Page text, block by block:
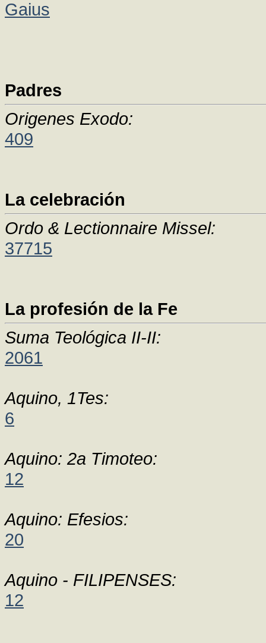
Gaius
Padres
Origenes Exodo:
409
La celebración
Ordo & Lectionnaire Missel:
37715
La profesión de la Fe
Suma Teológica II-II:
2061
Aquino, 1Tes:
6
Aquino: 2a Timoteo:
12
Aquino: Efesios:
20
Aquino - FILIPENSES:
12